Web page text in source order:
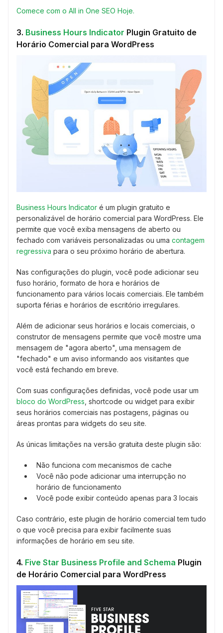
Comece com o All in One SEO Hoje.
3. Business Hours Indicator Plugin Gratuito de
Horário Comercial para WordPress
Business Hours Indicator é um plugin gratuito e
personalizável de horário comercial para WordPress. Ele
permite que você exiba mensagens de aberto ou
fechado com variáveis personalizadas ou uma contagem
regressiva para o seu próximo horário de abertura.
Nas configurações do plugin, você pode adicionar seu
fuso horário, formato de hora e horários de
funcionamento para vários locais comerciais. Ele também
suporta férias e horários de escritório irregulares.
Além de adicionar seus horários e locais comerciais, o
construtor de mensagens permite que você mostre uma
mensagem de "agora aberto", uma mensagem de
"fechado" e um aviso informando aos visitantes que
você está fechando em breve.
Com suas configurações definidas, você pode usar um
bloco do WordPress , shortcode ou widget para exibir
seus horários comerciais nas postagens, páginas ou
áreas prontas para widgets do seu site.
As únicas limitações na versão gratuita deste plugin são:
Não funciona com mecanismos de cache
Você não pode adicionar uma interrupção no
horário de funcionamento
Você pode exibir conteúdo apenas para 3 locais
Caso contrário, este plugin de horário comercial tem tudo
o que você precisa para exibir facilmente suas
informações de horário em seu site.
4. Five Star Business Profile and Schema Plugin
de Horário Comercial para WordPress